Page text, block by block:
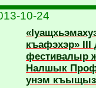
10-24
къафэхэр» III
фестивалыр
Налшык
унэм